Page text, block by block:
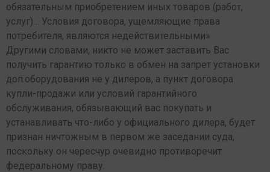
обязательным приобретением иных товаров (работ,
услуг)… Условия договора, ущемляющие права
потребителя, являются недействительными»
Другими словами, никто не может заставить Вас
получить гарантию только в обмен на запрет установки
доп.оборудования не у дилеров, а пункт договора
купли-продажи или условий гарантийного
обслуживания, обязывающий вас покупать и
устанавливать что-либо у официального дилера, будет
признан ничтожным в первом же заседании суда,
поскольку он чересчур очевидно противоречит
федеральному праву.